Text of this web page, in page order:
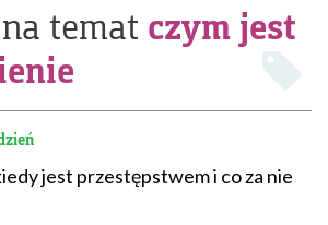
temat czym jest
jest przestępstwem i co za nie